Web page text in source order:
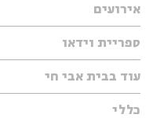
אירועים
אנגלית
נוער
ספריית וידאו
עיון
עוד בבית אבי חי
כללי